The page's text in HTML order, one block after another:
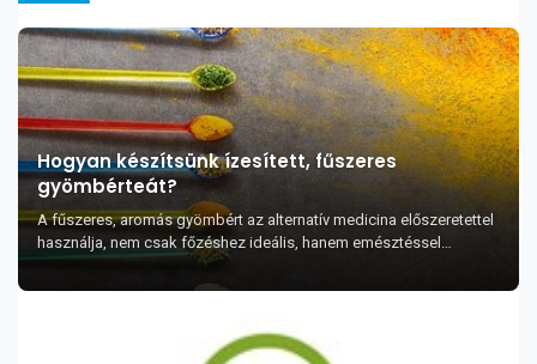
Hogyan készítsünk ízesített, fűszeres
gyömbérteát?
A fűszeres, aromás gyömbért az alternatív medicina előszeretettel
használja, nem csak főzéshez ideális, hanem emésztéssel
összefüggő problémák enyhítésére is k...